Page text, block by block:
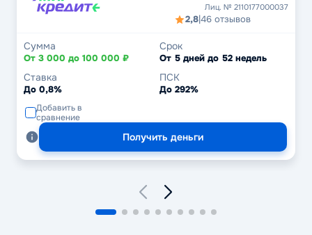
Лиц. № 2110177000037
2,8|46 отзывов
Сумма
От 3 000 до 100 000 ₽
Срок
От 5 дней до 52 недель
Ставка
До 0,8%
ПСК
До 292%
Добавить в
сравнение
Получить деньги